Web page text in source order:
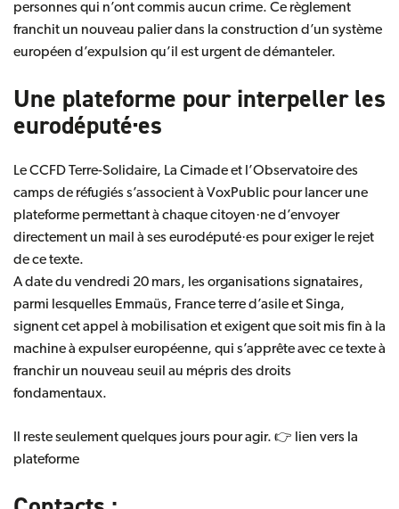
personnes qui n’ont commis aucun crime. Ce règlement
franchit un nouveau palier dans la construction d’un système
européen d’expulsion qu’il est urgent de démanteler.
Une plateforme pour interpeller les
eurodéputé·es
Le CCFD Terre-Solidaire, La Cimade et l’Observatoire des
camps de réfugiés s’associent à VoxPublic pour lancer une
plateforme permettant à chaque citoyen·ne d’envoyer
directement un mail à ses eurodéputé·es pour exiger le rejet
de ce texte.
A date du vendredi 20 mars, les organisations signataires,
parmi lesquelles Emmaüs, France terre d’asile et Singa,
signent cet appel à mobilisation et exigent que soit mis fin à la
machine à expulser européenne, qui s’apprête avec ce texte à
franchir un nouveau seuil au mépris des droits
fondamentaux.
Il reste seulement quelques jours pour agir. 👉 lien vers la
plateforme